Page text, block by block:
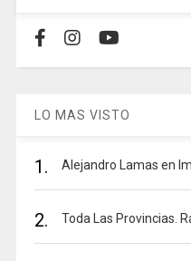
LO MAS VISTO
1. Alejandro Lamas en
2. Toda Las Provincias.